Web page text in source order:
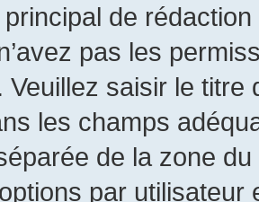
de
pas les
Veuillez saisir le
les champs
de la zone
par